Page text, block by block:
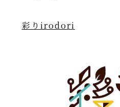
彩りirodori